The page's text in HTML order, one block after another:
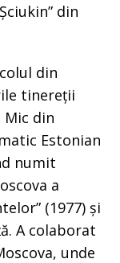
din
din
tinereții
Mic din
Estonian
numit
a
(1977) și
A colaborat
unde